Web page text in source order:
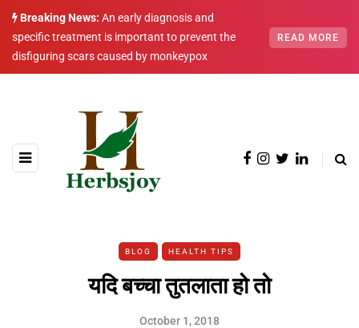
Breaking News: An early diagnosis and
specific treatment is important to prevent the
disfiguring scars caused by monkeypox
READ MORE
BLOG HEALTH TIPS
यदि बच्चा तुतलाता हो तो
October 1, 2018